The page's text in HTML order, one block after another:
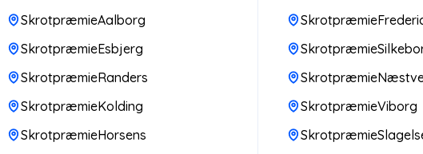
SkrotpræmieAalborg
SkrotpræmieEsbjerg
SkrotpræmieRanders
SkrotpræmieKolding
SkrotpræmieHorsens
SkrotpræmieViborg